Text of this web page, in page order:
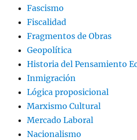
Fascismo
Fiscalidad
Fragmentos de Obras
Geopolítica
Historia del Pensamiento
Inmigración
Lógica proposicional
Marxismo Cultural
Mercado Laboral
Nacionalismo